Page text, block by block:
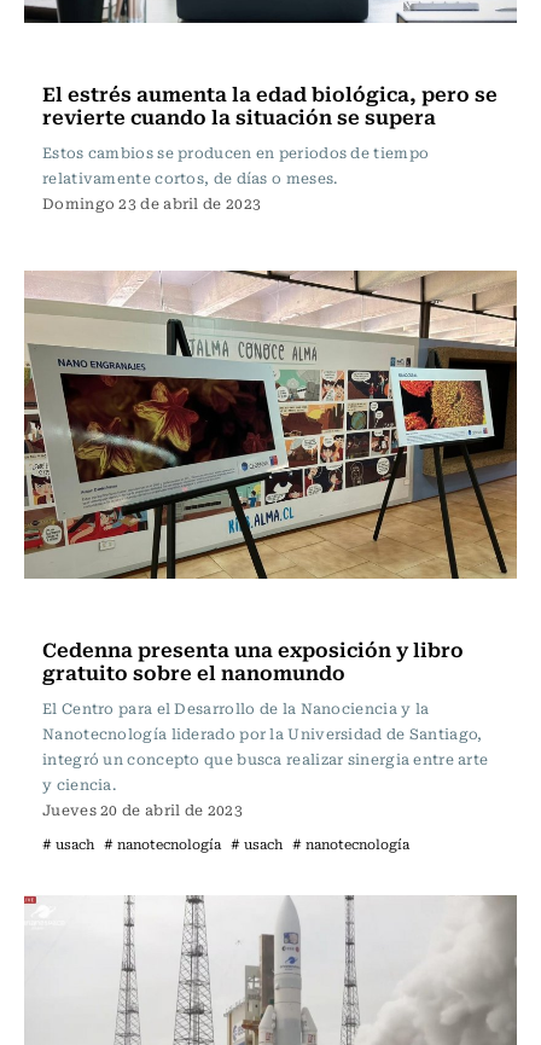
El estrés aumenta la edad biológica, pero se
revierte cuando la situación se supera
Estos cambios se producen en periodos de tiempo
relativamente cortos, de días o meses.
Domingo 23 de abril de 2023
Cedenna presenta una exposición y libro
gratuito sobre el nanomundo
El Centro para el Desarrollo de la Nanociencia y la
Nanotecnología liderado por la Universidad de Santiago,
integró un concepto que busca realizar sinergia entre arte
y ciencia.
Jueves 20 de abril de 2023
# usach # nanotecnología # usach # nanotecnología